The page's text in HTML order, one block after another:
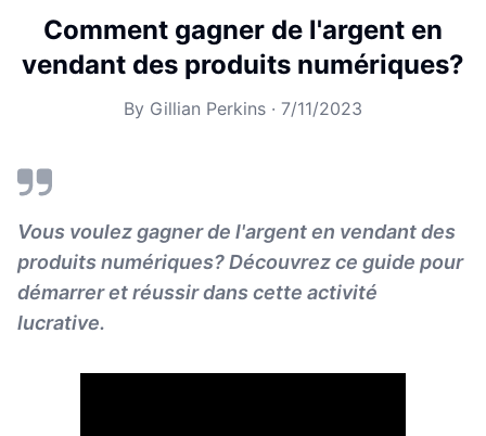
Comment gagner de l'argent en
vendant des produits numériques?
By Gillian Perkins · 7/11/2023
Vous voulez gagner de l'argent en vendant des
produits numériques? Découvrez ce guide pour
démarrer et réussir dans cette activité
lucrative.